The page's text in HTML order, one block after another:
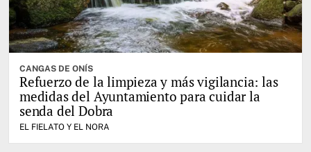
CANGAS DE ONÍS
Refuerzo de la limpieza y más vigilancia: las
medidas del Ayuntamiento para cuidar la
senda del Dobra
EL FIELATO Y EL NORA